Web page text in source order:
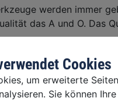
werden immer
das A und O. Das
Brechstange,Cookies
um erweiterte
Sie können